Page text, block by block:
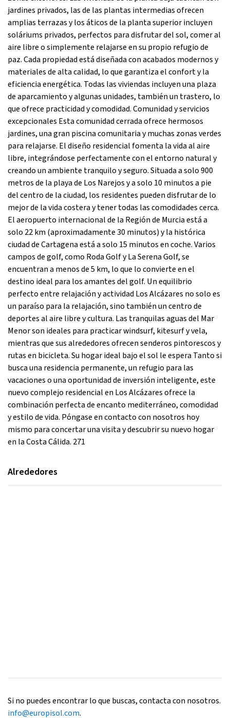
jardines privados, las de las plantas intermedias ofrecen
amplias terrazas y los áticos de la planta superior incluyen
soláriums privados, perfectos para disfrutar del sol, comer al
aire libre o simplemente relajarse en su propio refugio de
paz. Cada propiedad está diseñada con acabados modernos y
materiales de alta calidad, lo que garantiza el confort y la
eficiencia energética. Todas las viviendas incluyen una plaza
de aparcamiento y algunas unidades, también un trastero, lo
que ofrece practicidad y comodidad. Comunidad y servicios
excepcionales Esta comunidad cerrada ofrece hermosos
jardines, una gran piscina comunitaria y muchas zonas verdes
para relajarse. El diseño residencial fomenta la vida al aire
libre, integrándose perfectamente con el entorno natural y
creando un ambiente tranquilo y seguro. Situada a solo 900
metros de la playa de Los Narejos y a solo 10 minutos a pie
del centro de la ciudad, los residentes pueden disfrutar de lo
mejor de la vida costera y tener todas las comodidades cerca.
El aeropuerto internacional de la Región de Murcia está a
solo 22 km (aproximadamente 30 minutos) y la histórica
ciudad de Cartagena está a solo 15 minutos en coche. Varios
campos de golf, como Roda Golf y La Serena Golf, se
encuentran a menos de 5 km, lo que lo convierte en el
destino ideal para los amantes del golf. Un equilibrio
perfecto entre relajación y actividad Los Alcázares no solo es
un paraíso para la relajación, sino también un centro de
deportes al aire libre y cultura. Las tranquilas aguas del Mar
Menor son ideales para practicar windsurf, kitesurf y vela,
mientras que sus alrededores ofrecen senderos pintorescos y
rutas en bicicleta. Su hogar ideal bajo el sol le espera Tanto si
busca una residencia permanente, un refugio para las
vacaciones o una oportunidad de inversión inteligente, este
nuevo complejo residencial en Los Alcázares ofrece la
combinación perfecta de encanto mediterráneo, comodidad
y estilo de vida. Póngase en contacto con nosotros hoy
mismo para concertar una visita y descubrir su nuevo hogar
en la Costa Cálida. 271
Alrededores
Si no puedes encontrar lo que buscas, contacta con nosotros.
info@europisol.com.